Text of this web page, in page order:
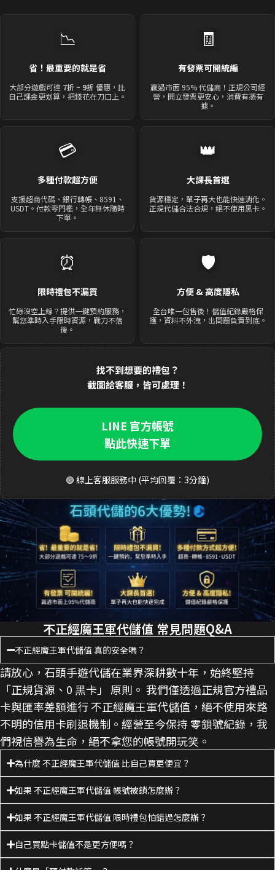
📉
省！最重要的就是省
大部分遊戲可達 7折 ~ 9折 優惠，比
自己課金更划算，把錢花在刀口上。
🧾
有發票可開統編
贏過市面 95% 代儲商！正規公司經
營，開立發票更安心，消費有憑有
據。
💳
多種付款超方便
支援超商代碼、銀行轉帳、8591、
USDT。付款零門檻，全年無休隨時
下單。
👑
大課長首選
貨源穩定，單子再大也能快速消化。
正規代儲合法合規，絕不使用黑卡。
⏰
限時禮包不漏買
忙碌沒空上線？提供一鍵預約服務，
幫您準時入手限時資源，戰力不落
後。
🛡️
方便 & 高度隱私
全台唯一包售後！儲值紀錄嚴格保
護，資料不外洩，出問題負責到底。
找不到想要的禮包？
截圖給客服，皆可處理！
LINE 官方帳號
點此快速下單
🟢 線上客服服務中 (平均回覆：3分鐘)
不正經魔王軍代儲值 常見問題Q&A
不正經魔王軍代儲值 真的安全嗎？
請放心，石頭手遊代儲在業界深耕數十年，始終堅持
「正規貨源、0 黑卡」 原則。 我們僅透過正規官方禮品
卡與匯率差額進行 不正經魔王軍代儲值，絕不使用來路
不明的信用卡刷退機制。經營至今保持 零鎖號紀錄，我
們視信譽為生命，絕不拿您的帳號開玩笑。
為什麼 不正經魔王軍代儲值 比自己買更便宜？
如果 不正經魔王軍代儲值 帳號被鎖怎麼辦？
如果 不正經魔王軍代儲值 限時禮包怕錯過怎麼辦？
自己買點卡儲值不是更方便嗎？